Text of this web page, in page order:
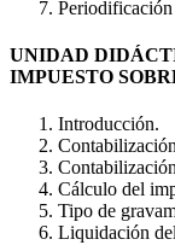
Periodificación
UNIDAD
IMPUESTO
Introducción.
Cálculo del
Tipo de
Liquidación